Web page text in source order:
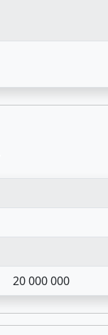
20 000 000